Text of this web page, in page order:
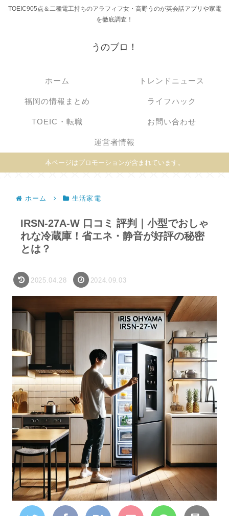
TOEIC905点＆二種電工持ちのアラフィフ女・高野うのが英会話アプリや家電
を徹底調査！
うのブロ！
ホーム トレンドニュース
福岡の情報まとめ ライフハック
TOEIC・転職 お問い合わせ
運営者情報
本ページはプロモーションが含まれています。
ホーム 生活家電
IRSN-27A-W 口コミ 評判｜小型でおしゃ
れな冷蔵庫！省エネ・静音が好評の秘密
とは？
2025.04.28 2024.09.03